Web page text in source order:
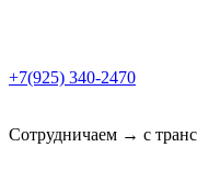
+7(925) 340-2470
Сотрудничаем → с